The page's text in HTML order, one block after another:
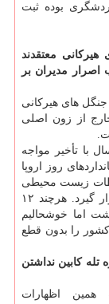
بوده ثبت
معتقدند
مدیران بر
های هیركانی
از زون اصلی
با تأخیر مواجه
روز اروپا
زیست محیطی
و فنی سبب شده سه بار طرح مورد بازبینی قرار گیرد. هرچند ۱۲
اما خوشحالیم
كشور را بدون قطع
كابین نداشتن
همین اظهارات